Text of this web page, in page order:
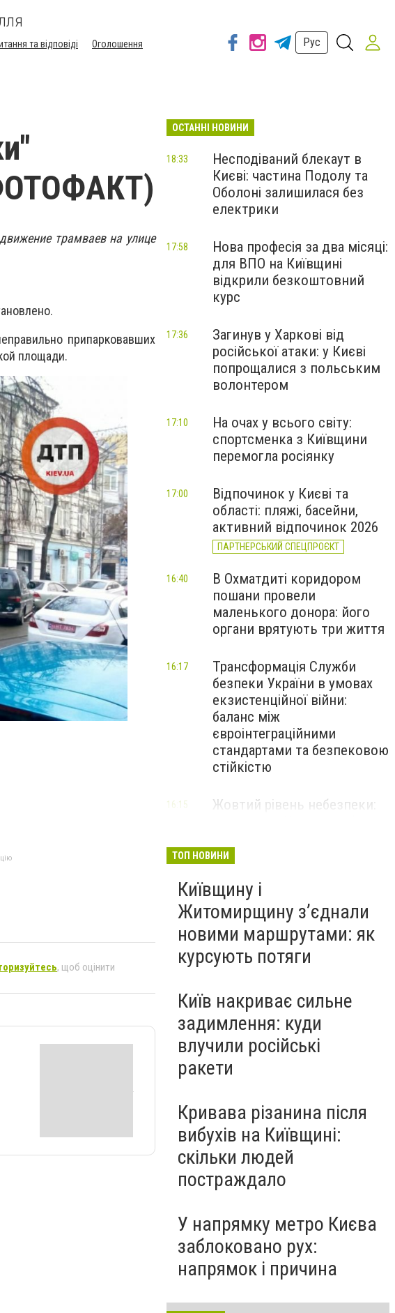
та відповіді
Оголошення
Рус
трамваев на улице
припарковавших
площади.
, щоб оцінити
ОСТАННІ НОВИНИ
Несподіваний блекаут в
Києві: частина Подолу та
Оболоні залишилася без
електрики
18:33
Нова професія за два місяці:
для ВПО на Київщині
відкрили безкоштовний
курс
17:58
Загинув у Харкові від
російської атаки: у Києві
попрощалися з польським
волонтером
17:36
На очах у всього світу:
спортсменка з Київщини
перемогла росіянку
17:10
Відпочинок у Києві та
області: пляжі, басейни,
активний відпочинок 2026
ПАРТНЕРСЬКИЙ СПЕЦПРОЄКТ
17:00
В Охматдиті коридором
пошани провели
маленького донора: його
органи врятують три життя
16:40
Трансформація Служби
безпеки України в умовах
екзистенційної війни:
баланс між
євроінтеграційними
стандартами та безпековою
стійкістю
16:17
Жовтий рівень небезпеки:
16:15
ТОП НОВИНИ
Київщину і
Житомирщину з’єднали
новими маршрутами: як
курсують потяги
Київ накриває сильне
задимлення: куди
влучили російські
ракети
Кривава різанина після
вибухів на Київщині:
скільки людей
постраждало
У напрямку метро Києва
заблоковано рух:
напрямок і причина